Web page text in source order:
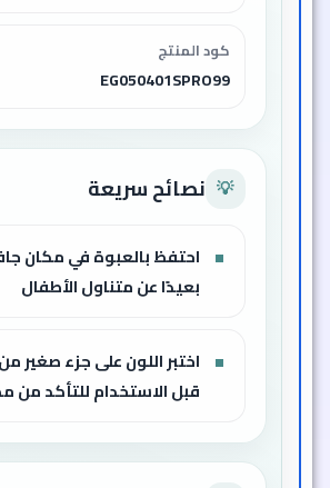
كود المنتج
EG050401SPRO99
💡 نصائح سريعة
احتفظ بالعبوة في مكان
بعيدًا عن متناول الأطفال
اختبر اللون على جزء صغير
قبل الاستخدام للتأكد من